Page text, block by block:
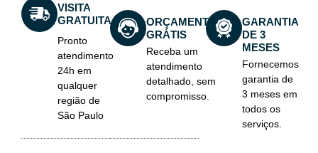
VISITA
GRATUITA
Pronto
atendimento
24h em
qualquer
região de
São Paulo
ORÇAMENTO
GRÁTIS
Receba um
atendimento
detalhado, sem
compromisso.
GARANTIA
DE 3
MESES
Fornecemos
garantia de
3 meses em
todos os
serviços.